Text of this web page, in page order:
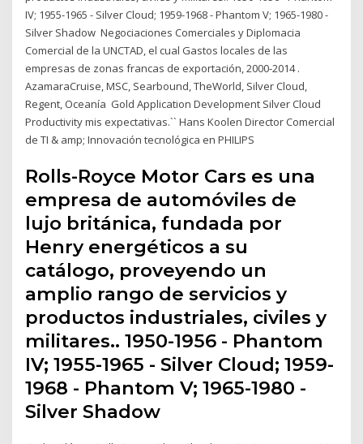
IV; 1955-1965 - Silver Cloud; 1959-1968 - Phantom V; 1965-1980 -
Silver Shadow Negociaciones Comerciales y Diplomacia
Comercial de la UNCTAD, el cual Gastos locales de las
empresas de zonas francas de exportación, 2000-2014 .
AzamaraCruise, MSC, Searbound, TheWorld, Silver Cloud,
Regent, Oceanía Gold Application Development Silver Cloud
Productivity mis expectativas.`` Hans Koolen Director Comercial
de TI & amp; Innovación tecnológica en PHILIPS
Rolls-Royce Motor Cars es una
empresa de automóviles de
lujo británica, fundada por
Henry energéticos a su
catálogo, proveyendo un
amplio rango de servicios y
productos industriales, civiles y
militares.. 1950-1956 - Phantom
IV; 1955-1965 - Silver Cloud; 1959-
1968 - Phantom V; 1965-1980 -
Silver Shadow